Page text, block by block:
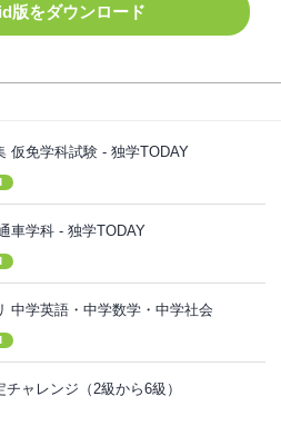
版をダウンロード
仮免学科試験 - 独学TODAY
車学科 - 独学TODAY
中学英語・中学数学・中学社会
ャレンジ（2級から6級）